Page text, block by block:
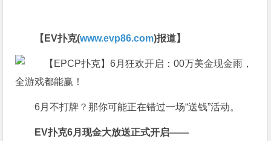
【EV扑克(www.evp86.com)报道】
6月不打牌？那你可能正在错过一场“送钱”活动。
EV扑克6月现金大放送正式开启——